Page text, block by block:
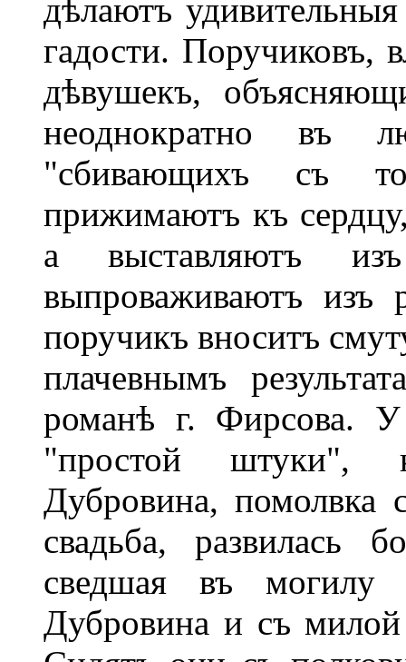
дѣлаютъ
гадости. Поручиковъ,
дѣвушекъ,
неоднократно въ
"сбивающихъ съ
прижимаютъ къ
а выставляютъ
выпроваживаютъ изъ
поручикъ вноситъ
плачевнымъ
романѣ г. Фирсова. У
"простой штуки",
Дубровина, помолвка
свадьба, развилась
сведшая въ
Дубровина и съ милой